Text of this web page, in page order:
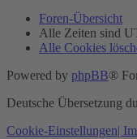
Foren-Übersicht
Alle Zeiten sind
Alle Cookies
Powered by phpBB®
Deutsche Übersetzung
Cookie-Einstellungen|